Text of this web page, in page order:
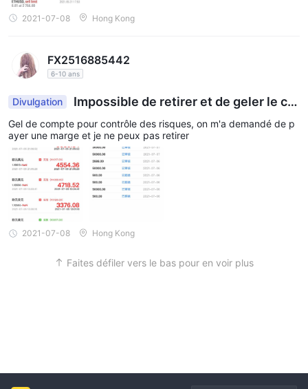
2021-07-08 Hong Kong
FX2516885442
6-10 ans
Divulgation
Impossible de retirer et de geler le co
mpte
Gel de compte pour contrôle des risques, on m'a demandé de p
ayer une marge et je ne peux pas retirer
2021-07-08 Hong Kong
Faites défiler vers le bas pour en voir plus